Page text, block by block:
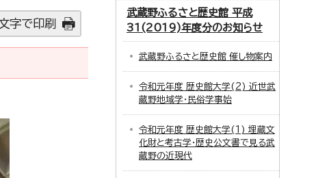
字で印刷
武蔵野ふるさと歴史館 平成
31(2019)年度分のお知らせ
武蔵野ふるさと歴史館 催し物案内
令和元年度 歴史館大学(2) 近世武
蔵野地域学・民俗学事始
令和元年度 歴史館大学(1) 埋蔵文
化財と考古学・歴史公文書で見る武
蔵野の近現代